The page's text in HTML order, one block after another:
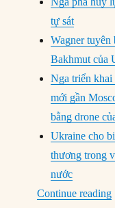
tự sát
Wagner tuyên
Bakhmut của
Nga triển khai
mới gần
bằng drone
Ukraine cho
thương trong
nước
Continue reading